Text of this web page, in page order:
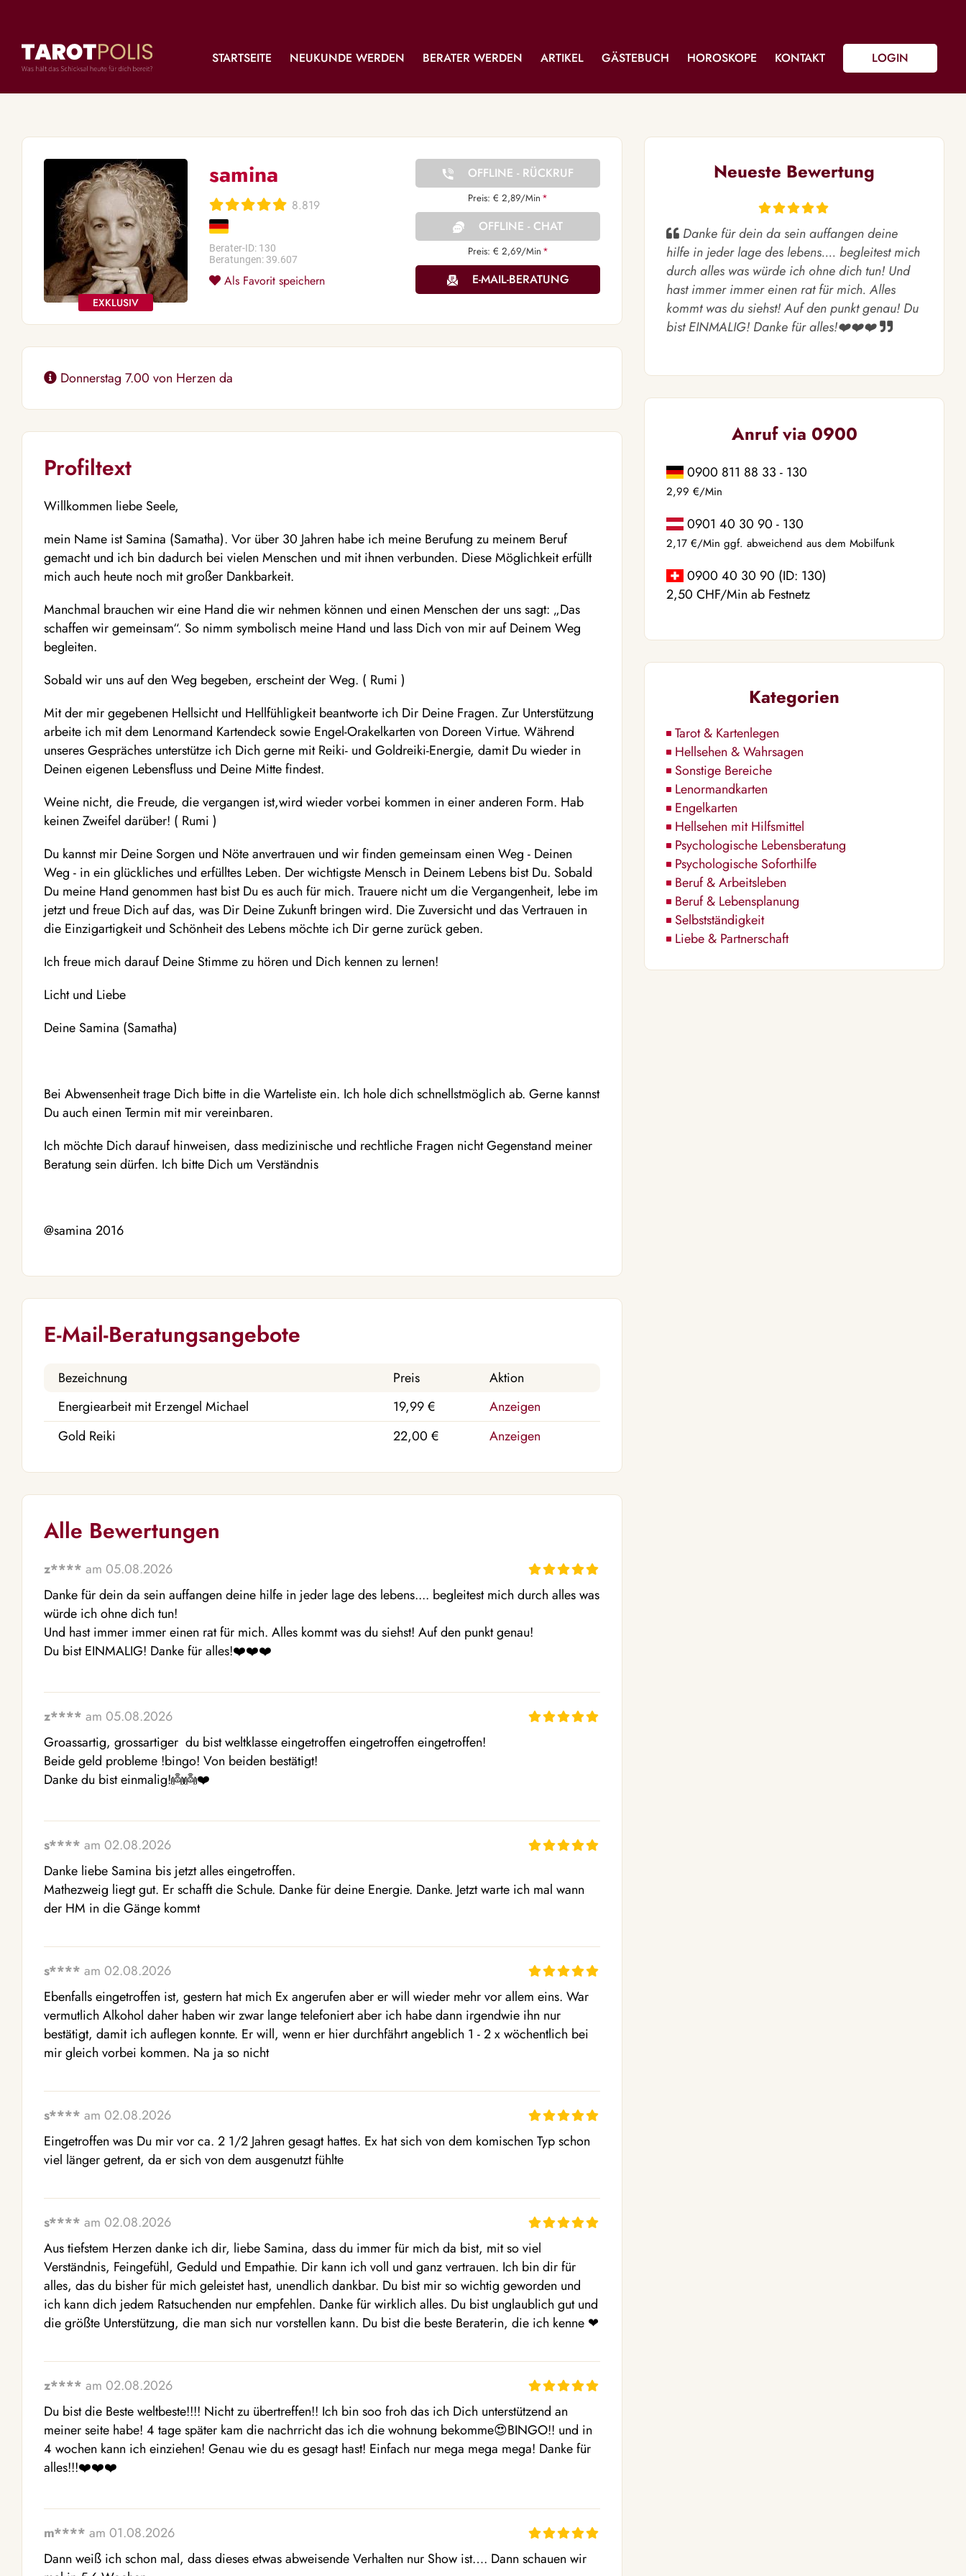
STARTSEITE NEUKUNDE WERDEN BERATER WERDEN ARTIKEL GÄSTEBUCH HOROSKOPE KONTAKT LOGIN
samina
8.819
Berater-ID: 130
Beratungen: 39.607
Als Favorit speichern
OFFLINE - RÜCKRUF
Preis: € 2,89/Min *
OFFLINE - CHAT
Preis: € 2,69/Min *
E-MAIL-BERATUNG
Donnerstag 7.00 von Herzen da
Profiltext
Willkommen liebe Seele,
mein Name ist Samina (Samatha). Vor über 30 Jahren habe ich meine Berufung zu meinem Beruf
gemacht und ich bin dadurch bei vielen Menschen und mit ihnen verbunden. Diese Möglichkeit erfüllt
mich auch heute noch mit großer Dankbarkeit.
Manchmal brauchen wir eine Hand die wir nehmen können und einen Menschen der uns sagt: „Das
schaffen wir gemeinsam“. So nimm symbolisch meine Hand und lass Dich von mir auf Deinem Weg
begleiten.
Sobald wir uns auf den Weg begeben, erscheint der Weg. ( Rumi )
Mit der mir gegebenen Hellsicht und Hellfühligkeit beantworte ich Dir Deine Fragen. Zur Unterstützung
arbeite ich mit dem Lenormand Kartendeck sowie Engel-Orakelkarten von Doreen Virtue. Während
unseres Gespräches unterstütze ich Dich gerne mit Reiki- und Goldreiki-Energie, damit Du wieder in
Deinen eigenen Lebensfluss und Deine Mitte findest.
Weine nicht, die Freude, die vergangen ist,wird wieder vorbei kommen in einer anderen Form. Hab
keinen Zweifel darüber! ( Rumi )
Du kannst mir Deine Sorgen und Nöte anvertrauen und wir finden gemeinsam einen Weg - Deinen
Weg - in ein glückliches und erfülltes Leben. Der wichtigste Mensch in Deinem Lebens bist Du. Sobald
Du meine Hand genommen hast bist Du es auch für mich. Trauere nicht um die Vergangenheit, lebe im
jetzt und freue Dich auf das, was Dir Deine Zukunft bringen wird. Die Zuversicht und das Vertrauen in
die Einzigartigkeit und Schönheit des Lebens möchte ich Dir gerne zurück geben.
Ich freue mich darauf Deine Stimme zu hören und Dich kennen zu lernen!
Licht und Liebe
Deine Samina (Samatha)
Bei Abwensenheit trage Dich bitte in die Warteliste ein. Ich hole dich schnellstmöglich ab. Gerne kannst
Du auch einen Termin mit mir vereinbaren.
Ich möchte Dich darauf hinweisen, dass medizinische und rechtliche Fragen nicht Gegenstand meiner
Beratung sein dürfen. Ich bitte Dich um Verständnis
@samina 2016
E-Mail-Beratungsangebote
Bezeichnung Preis
Aktion
Energiearbeit mit Erzengel Michael
19,99 €
Anzeigen
Gold Reiki
22,00 € Anzeigen
Alle Bewertungen
z**** am 05.08.2026
Danke für dein da sein auffangen deine hilfe in jeder lage des lebens.... begleitest mich durch alles was
würde ich ohne dich tun!
Und hast immer immer einen rat für mich. Alles kommt was du siehst! Auf den punkt genau!
Du bist EINMALIG! Danke für alles!❤️❤️❤️
z**** am 05.08.2026
Groassartig, grossartiger  du bist weltklasse eingetroffen eingetroffen eingetroffen!
Beide geld probleme !bingo! Von beiden bestätigt!
Danke du bist einmalig!👼👼❤️
s**** am 02.08.2026
Danke liebe Samina bis jetzt alles eingetroffen.
Mathezweig liegt gut. Er schafft die Schule. Danke für deine Energie. Danke. Jetzt warte ich mal wann
der HM in die Gänge kommt
s**** am 02.08.2026
Ebenfalls eingetroffen ist, gestern hat mich Ex angerufen aber er will wieder mehr vor allem eins. War
vermutlich Alkohol daher haben wir zwar lange telefoniert aber ich habe dann irgendwie ihn nur
bestätigt, damit ich auflegen konnte. Er will, wenn er hier durchfährt angeblich 1 - 2 x wöchentlich bei
mir gleich vorbei kommen. Na ja so nicht
s**** am 02.08.2026
Eingetroffen was Du mir vor ca. 2 1/2 Jahren gesagt hattes. Ex hat sich von dem komischen Typ schon
viel länger getrent, da er sich von dem ausgenutzt fühlte
s**** am 02.08.2026
Aus tiefstem Herzen danke ich dir, liebe Samina, dass du immer für mich da bist, mit so viel
Verständnis, Feingefühl, Geduld und Empathie. Dir kann ich voll und ganz vertrauen. Ich bin dir für
alles, das du bisher für mich geleistet hast, unendlich dankbar. Du bist mir so wichtig geworden und
ich kann dich jedem Ratsuchenden nur empfehlen. Danke für wirklich alles. Du bist unglaublich gut und
die größte Unterstützung, die man sich nur vorstellen kann. Du bist die beste Beraterin, die ich kenne ❤
z**** am 02.08.2026
Du bist die Beste weltbeste!!!! Nicht zu übertreffen!! Ich bin soo froh das ich Dich unterstützend an
meiner seite habe! 4 tage später kam die nachrricht das ich die wohnung bekomme😍BINGO!! und in
4 wochen kann ich einziehen! Genau wie du es gesagt hast! Einfach nur mega mega mega! Danke für
alles!!!❤️❤️❤️
m**** am 01.08.2026
Dann weiß ich schon mal, dass dieses etwas abweisende Verhalten nur Show ist…. Dann schauen wir
Neueste Bewertung
Danke für dein da sein auffangen deine
hilfe in jeder lage des lebens.... begleitest mich
durch alles was würde ich ohne dich tun! Und
hast immer immer einen rat für mich. Alles
kommt was du siehst! Auf den punkt genau! Du
bist EINMALIG! Danke für alles!❤️❤️❤️
Anruf via 0900
0900 811 88 33 - 130
2,99 €/Min
0901 40 30 90 - 130
2,17 €/Min ggf. abweichend aus dem Mobilfunk
0900 40 30 90 (ID: 130)
2,50 CHF/Min ab Festnetz
Kategorien
Tarot & Kartenlegen
Hellsehen & Wahrsagen
Sonstige Bereiche
Lenormandkarten
Engelkarten
Hellsehen mit Hilfsmittel
Psychologische Lebensberatung
Psychologische Soforthilfe
Beruf & Arbeitsleben
Beruf & Lebensplanung
Selbstständigkeit
Liebe & Partnerschaft